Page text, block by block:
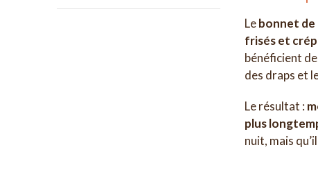
Lebonnet de
frisés et
bénéficient
des draps et
Le résultat :
plus
nuit, mais